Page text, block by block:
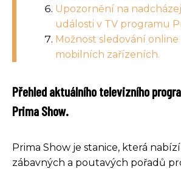
Upozornění na
události v TV programu
Možnost sledování online
mobilních zařízeních.
Přehled aktuálního televizního
Prima Show.
Prima Show je stanice, která
zábavných a poutavých pořadů